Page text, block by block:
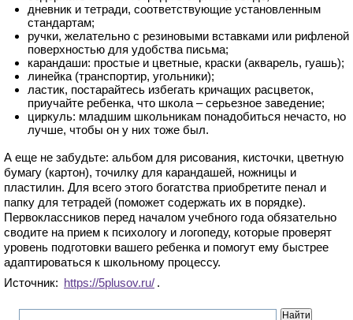
дневник и тетради, соответствующие установленным
стандартам;
ручки, желательно с резиновыми вставками или рифленой
поверхностью для удобства письма;
карандаши: простые и цветные, краски (акварель, гуашь);
линейка (транспортир, угольники);
ластик, постарайтесь избегать кричащих расцветок,
приучайте ребенка, что школа – серьезное заведение;
циркуль: младшим школьникам понадобиться нечасто, но
лучше, чтобы он у них тоже был.
А еще не забудьте: альбом для рисования, кисточки, цветную
бумагу (картон), точилку для карандашей, ножницы и
пластилин. Для всего этого богатства приобретите пенал и
папку для тетрадей (поможет содержать их в порядке).
Первоклассников перед началом учебного года обязательно
сводите на прием к психологу и логопеду, которые проверят
уровень подготовки вашего ребенка и помогут ему быстрее
адаптироваться к школьному процессу.
Источник: https://5plusov.ru/ .